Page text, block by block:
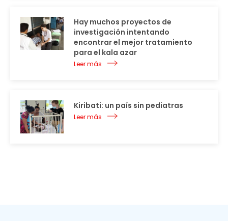
Hay muchos proyectos de
investigación intentando
encontrar el mejor tratamiento
para el kala azar
Leer más
Kiribati: un país sin pediatras
Leer más